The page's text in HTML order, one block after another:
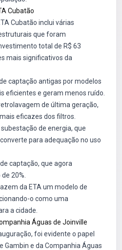
Cubatão
Cubatão inclui várias
que foram
total de R$ 63
mais significativos da
captação antigas por modelos
eficientes e geram menos ruído.
de última geração,
eficazes dos filtros.
de energia, que
para adequação no uso
captação, que agora
20%.
da ETA um modelo de
o como uma
a cidade.
Águas de Joinville
foi evidente o papel
Gambin e da Companhia Águas